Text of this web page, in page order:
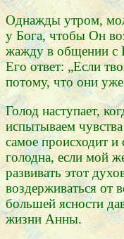
Однажды утром,
у Бога, чтобы Он
жажду в общении с
Его ответ: „Если
потому, что они
Голод наступает,
испытываем
самое происходит
голодна, если мой
развивать этот
воздерживаться от
большей ясности
жизни Анны.